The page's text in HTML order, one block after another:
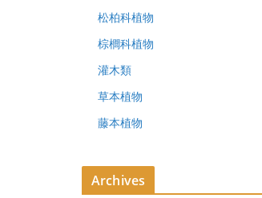
松柏科植物
棕櫚科植物
灌木類
草本植物
藤本植物
Archives